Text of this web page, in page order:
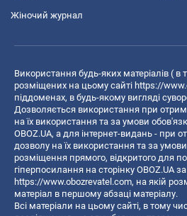
Жіночий журнал
Використання будь-яких матеріалів ( в
розміщених на цьому сайті https://
піддоменах, в будь-якому вигляді
Дозволяється використання при
на їх використання та за умови
OBOZ.UA, а для інтернет-видань - при
дозволу на їх використання та за
розміщення прямого, відкритого для
гіперпосилання на сторінку OBOZ.UA
https://www.obozrevatel.com, на якій
матеріал в першому абзаці матеріалу.
Всі матеріали на цьому сайті, в тому